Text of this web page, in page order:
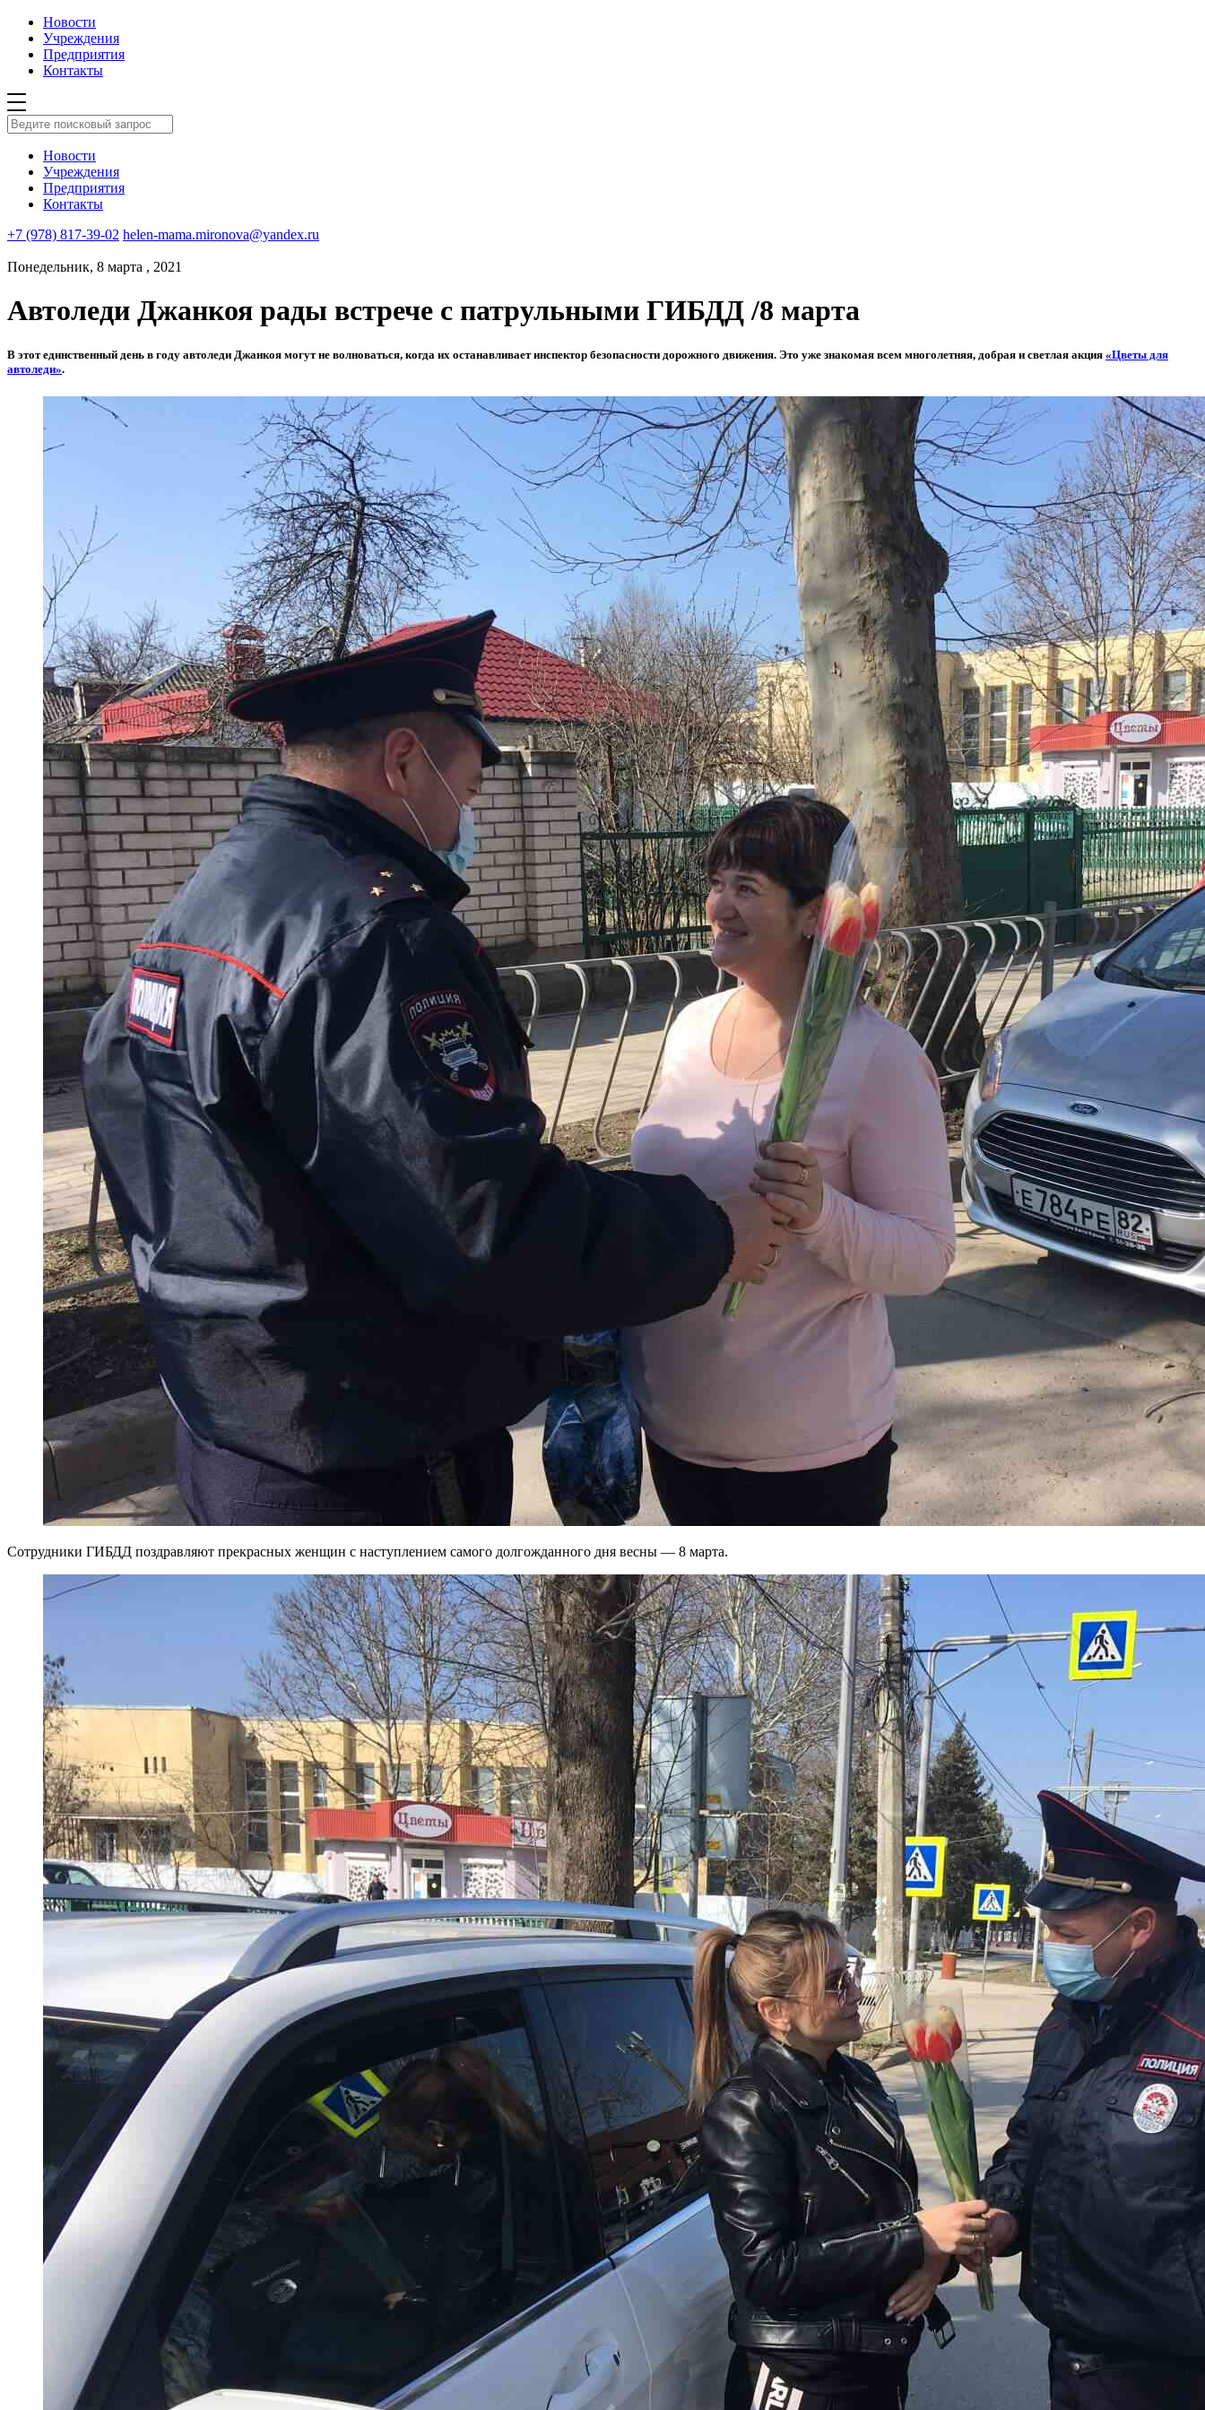
Новости
Учреждения
Предприятия
Контакты
Новости
Учреждения
Предприятия
Контакты
+7 (978) 817-39-02 helen-mama.mironova@yandex.ru
Понедельник, 8 марта , 2021
Автоледи Джанкоя рады встрече с патрульными ГИБДД /8 марта
В этот единственный день в году автоледи Джанкоя могут не волноваться, когда их останавливает инспектор безопасности дорожного движения. Это уже знакомая всем многолетняя, добрая и светлая акция «Цветы для
автоледи».
Сотрудники ГИБДД поздравляют прекрасных женщин с наступлением самого долгожданного дня весны — 8 марта.